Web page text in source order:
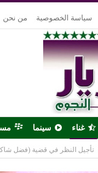
سياسة الخصوصية من نحن
غناء سينما
تأجيل النظر في قضية (فضل